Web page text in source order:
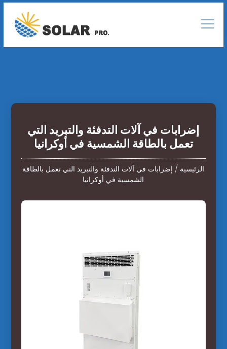
إضرابات في آلات التدفئة والتبريد التي
تعمل بالطاقة الشمسية في أوكرانيا
الرئيسية / إضرابات في آلات التدفئة والتبريد التي تعمل بالطاقة
الشمسية في أوكرانيا